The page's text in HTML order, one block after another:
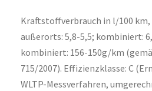
Kraftstoffverbrauch in l/100 km,
außerorts: 5,8-5,5; kombiniert:
kombiniert: 156-150g/km
715/2007). Effizienzklasse: C
WLTP-Messverfahren,